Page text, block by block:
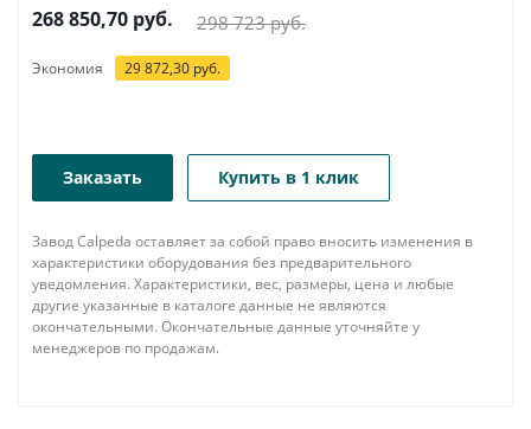
268 850,70 руб. 298 723руб.
Экономия 29 872,30 руб.
Заказать Купить в 1 клик
Завод Calpeda оставляет за собой право вносить изменения в
характеристики оборудования без предварительного
уведомления. Характеристики, вес, размеры, цена и любые
другие указанные в каталоге данные не являются
окончательными. Окончательные данные уточняйте у
менеджеров по продажам.